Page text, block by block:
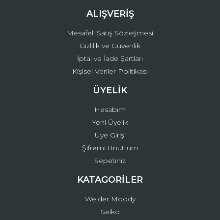
ALIŞVERİŞ
Mesafeli Satış Sözleşmesi
Gizlilik ve Güvenlik
İptal ve İade Şartları
Kişisel Veriler Politikası
ÜYELİK
Hesabım
Yeni Üyelik
Üye Girişi
Şifremi Unuttum
Sepetiniz
KATAGORİLER
Welder Moody
Seiko